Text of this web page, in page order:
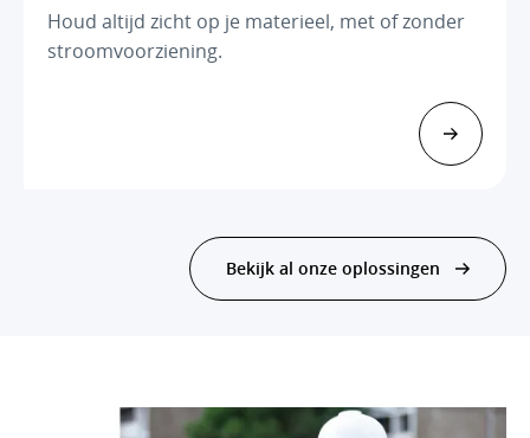
Houd altijd zicht op je materieel, met of zonder
stroomvoorziening.
Bekijk al onze oplossingen